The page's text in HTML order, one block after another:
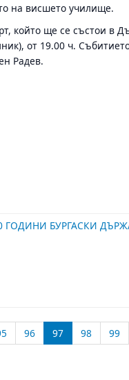
на висшето училище.
който ще се състои в
от 19.00 ч.
Радев.
БУРГАСКИ
96 97 98 99